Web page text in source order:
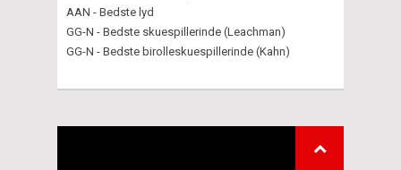
AAN - Bedste lyd
GG-N - Bedste skuespillerinde (Leachman)
GG-N - Bedste birolleskuespillerinde (Kahn)